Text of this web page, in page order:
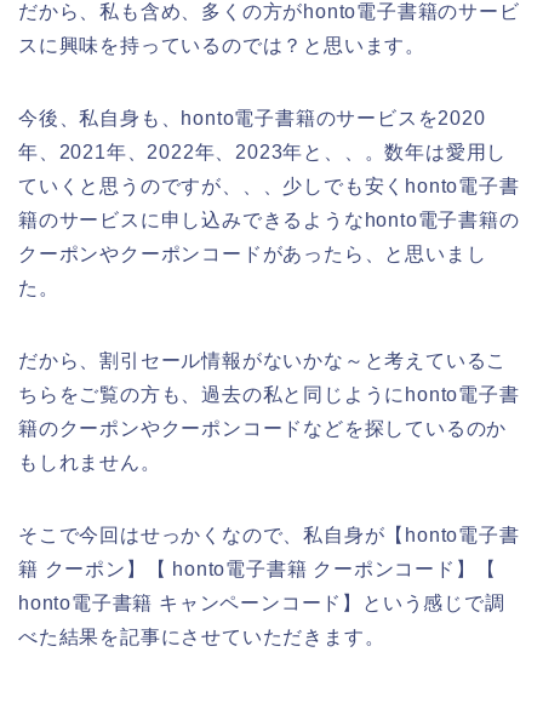
だから、私も含め、多くの方がhonto電子書籍のサービ
スに興味を持っているのでは？と思います。
今後、私自身も、honto電子書籍のサービスを2020
年、2021年、2022年、2023年と、、。数年は愛用し
ていくと思うのですが、、、少しでも安くhonto電子書
籍のサービスに申し込みできるようなhonto電子書籍の
クーポンやクーポンコードがあったら、と思いまし
た。
だから、割引セール情報がないかな～と考えているこ
ちらをご覧の方も、過去の私と同じようにhonto電子書
籍のクーポンやクーポンコードなどを探しているのか
もしれません。
そこで今回はせっかくなので、私自身が【honto電子書
籍 クーポン】【 honto電子書籍 クーポンコード】【
honto電子書籍 キャンペーンコード】という感じで調
べた結果を記事にさせていただきます。